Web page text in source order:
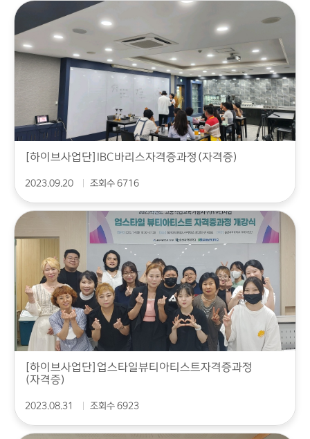
[하이브사업단]IBC바리스자격증과정(자격증)
2023.09.20 조회수 6716
[하이브사업단]업스타일뷰티아티스트자격증과정
(자격증)
2023.08.31 조회수 6923